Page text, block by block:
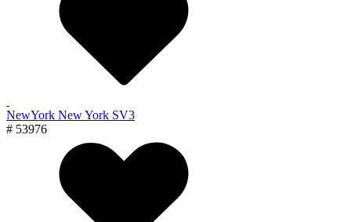
NewYork New York SV3
# 53976